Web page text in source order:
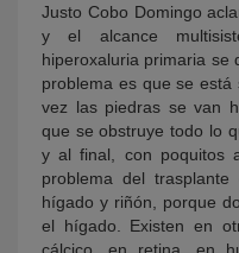
Justo Cobo Domingo
y el alcance
hiperoxaluria primaria se
problema es que se está
vez las piedras se van
que se obstruye todo lo
y al final, con poquitos
problema del
hígado y riñón, porque
el hígado. Existen en